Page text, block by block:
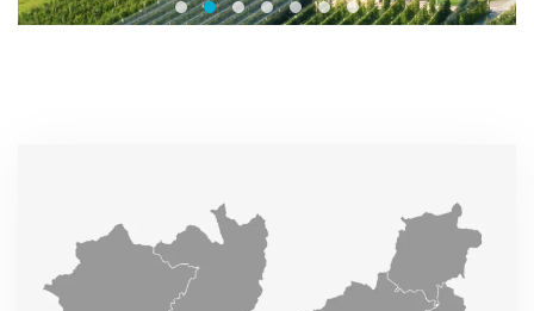
Consorzi irrigui e di miglioramento
Comifo Trentino
Consorzi Irrigui e di
La Federazione dei Consorzi
Consorzi Irrigui e di
Consorzi irrigui e di
Consorzi Irrigui e